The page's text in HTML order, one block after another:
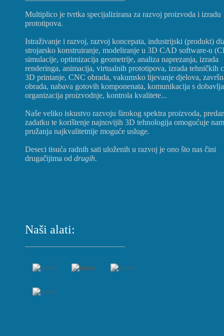
Multiplico je tvrtka specijalizirana za razvoj proizvoda i izradu
prototipova.
Istraživanje i razvoj, razvoj koncepata, industrijski (produkt)
strojarsko konstruiranje, modeliranje u 3D CAD software-u
simulacije, optimizacija geometrije, analiza naprezanja, izrada
renderinga, animacija, virtualnih prototipova, izrada tehničkih
3D printanje, CNC obrada, vakumsko lijevanje djelova,
obrada, nabava gotovih komponenata, komunikacija s
organizacija proizvodnje, kontrola kvalitete...
Naše veliko iskustvo razvoju širokog spektra proizvoda,
zadatku te korištenje najnovijih 3D tehnologija omogućuje nam
pružanja najkvalitetnije moguće usluge.
Deseci tisuća radnih sati uloženih u razvoj je ono što nas čini
drugačijima od drugih.
Naši alati: